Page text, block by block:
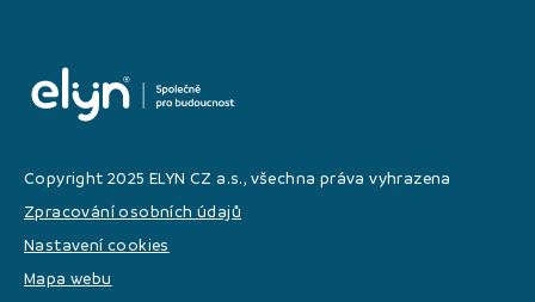
Copyright 2025 ELYN CZ a.s., všechna práva vyhrazena
Zpracování osobních údajů
Nastavení cookies
Mapa webu